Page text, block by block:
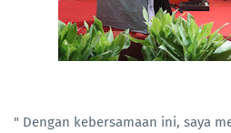
" Dengan kebersamaan ini, saya